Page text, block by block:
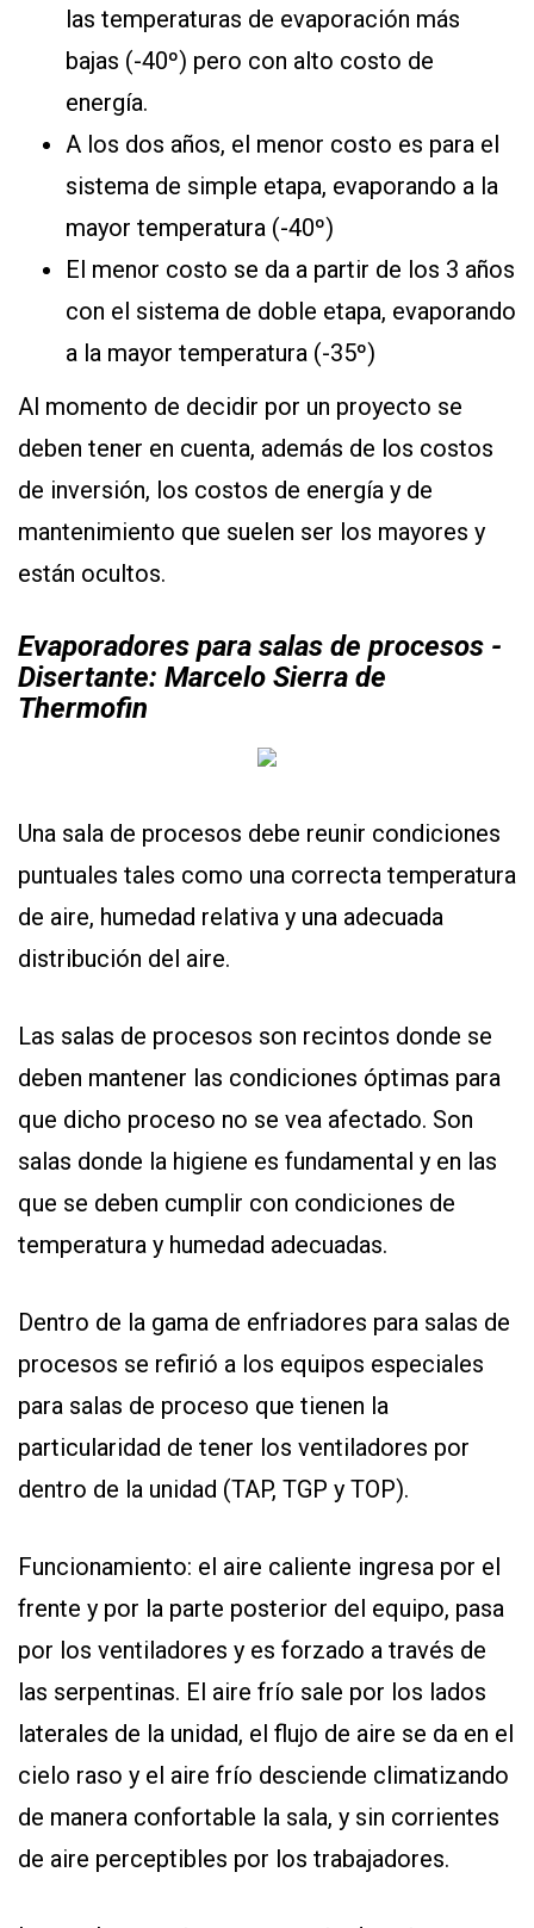
las temperaturas de evaporación más
bajas (-40º) pero con alto costo de
energía.
A los dos años, el menor costo es para el
sistema de simple etapa, evaporando a la
mayor temperatura (-40º)
El menor costo se da a partir de los 3 años
con el sistema de doble etapa, evaporando
a la mayor temperatura (-35º)
Al momento de decidir por un proyecto se
deben tener en cuenta, además de los costos
de inversión, los costos de energía y de
mantenimiento que suelen ser los mayores y
están ocultos.
Evaporadores para salas de procesos -
Disertante: Marcelo Sierra de
Thermofin
Una sala de procesos debe reunir condiciones
puntuales tales como una correcta temperatura
de aire, humedad relativa y una adecuada
distribución del aire.
Las salas de procesos son recintos donde se
deben mantener las condiciones óptimas para
que dicho proceso no se vea afectado. Son
salas donde la higiene es fundamental y en las
que se deben cumplir con condiciones de
temperatura y humedad adecuadas.
Dentro de la gama de enfriadores para salas de
procesos se refirió a los equipos especiales
para salas de proceso que tienen la
particularidad de tener los ventiladores por
dentro de la unidad (TAP, TGP y TOP).
Funcionamiento: el aire caliente ingresa por el
frente y por la parte posterior del equipo, pasa
por los ventiladores y es forzado a través de
las serpentinas. El aire frío sale por los lados
laterales de la unidad, el flujo de aire se da en el
cielo raso y el aire frío desciende climatizando
de manera confortable la sala, y sin corrientes
de aire perceptibles por los trabajadores.